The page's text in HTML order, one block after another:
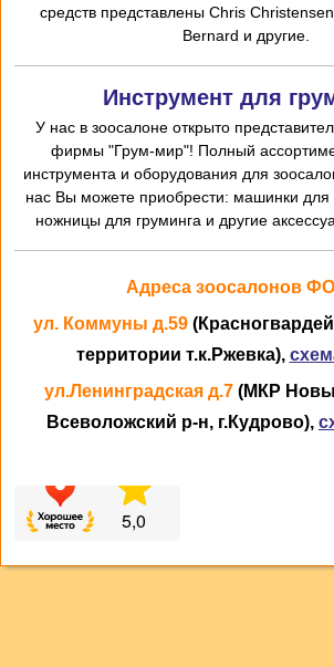
средств представлены ChrisChristensen,
Bernard и другие.
Инструмент для
У нас в зоосалоне открыто
фирмы "Грум-мир"! Полный
инструмента и оборудования для
нас Вы можете приобрести: машинки для
ножницы для груминга и другие
Адреса зоосалонов
ул. Коммуны д.59
территории т.к.Ржевка),
ул.Ленинградская д.7 (МКР
Всеволожский р-н, г.Кудрово),